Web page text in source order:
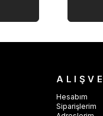
Hesabım
Siparişlerim